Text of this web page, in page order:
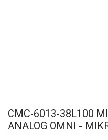
CMC-6013-38L100
ANALOG OMNI -